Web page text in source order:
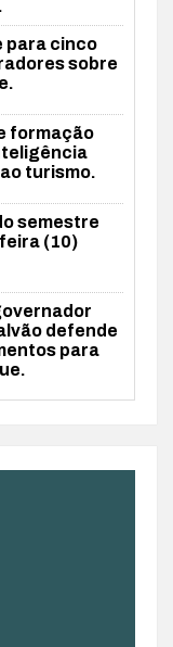
para cinco
sobre
formação
turismo.
semestre
(10)
defende
para